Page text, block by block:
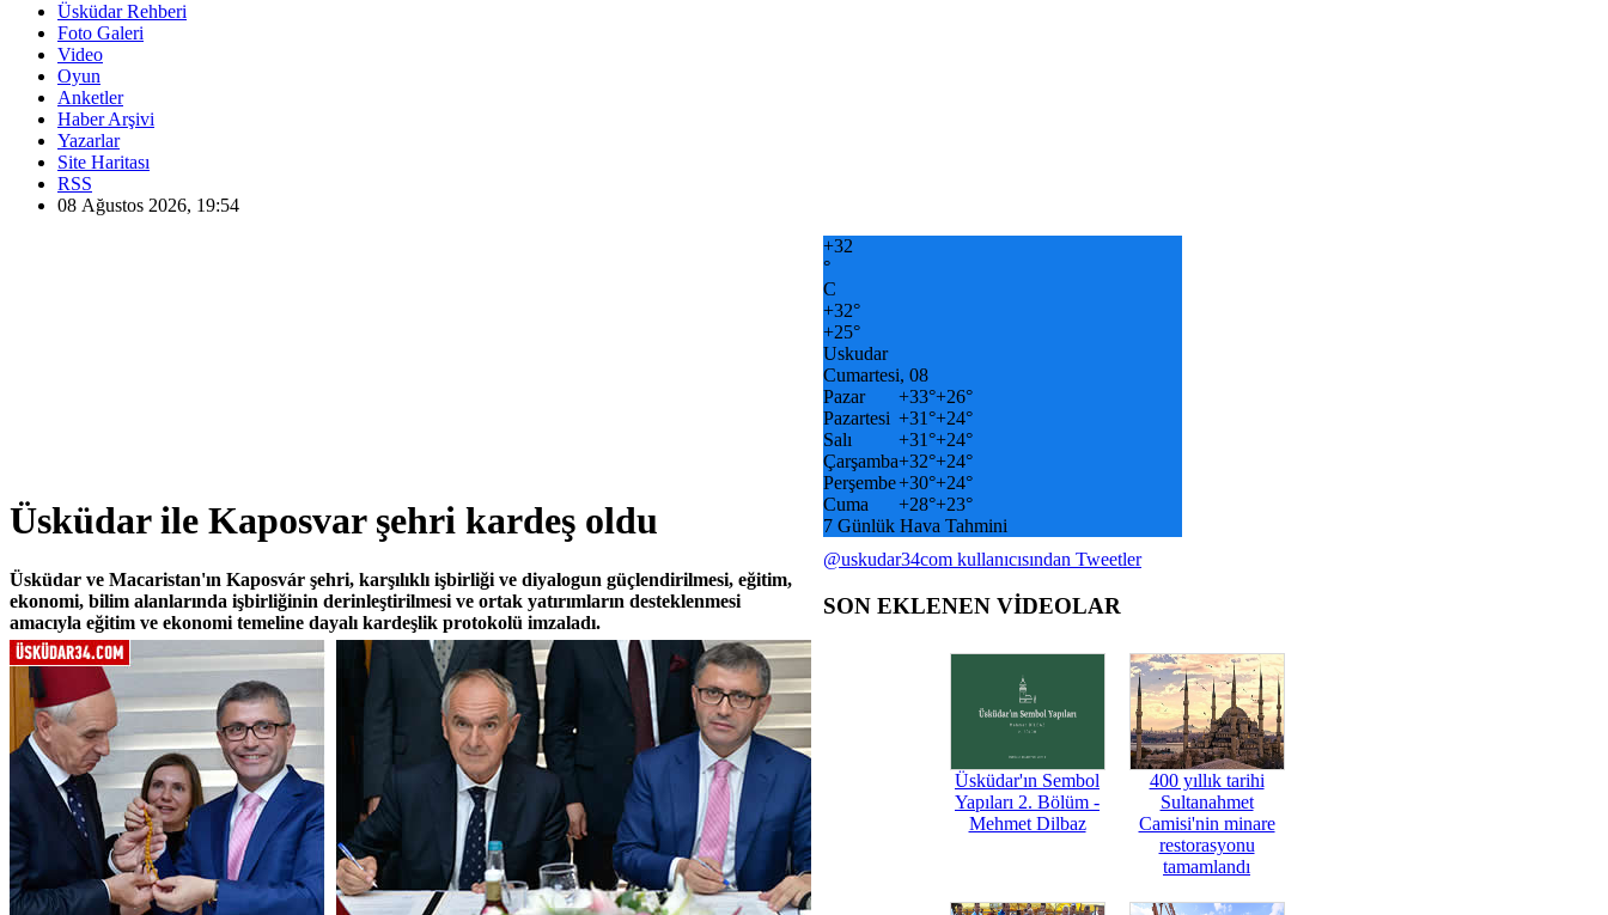
Üsküdar Rehberi
Foto Galeri
Video
Oyun
Anketler
Haber Arşivi
Yazarlar
Site Haritası
RSS
08 Ağustos 2026, 19:54
Üsküdar ile Kaposvar şehri kardeş oldu
Üsküdar ve Macaristan'ın Kaposvár şehri, karşılıklı işbirliği ve diyalogun güçlendirilmesi, eğitim,
ekonomi, bilim alanlarında işbirliğinin derinleştirilmesi ve ortak yatırımların desteklenmesi
amacıyla eğitim ve ekonomi temeline dayalı kardeşlik protokolü imzaladı.
+32
°
C
+32°
+25°
Uskudar
Cumartesi, 08
Pazar
+33°+26°
Pazartesi +31°+24°
Salı
+31°+24°
Çarşamba+32°+24°
Perşembe+30°+24°
Cuma
+28°+23°
7 Günlük Hava Tahmini
@uskudar34com kullanıcısından Tweetler
SON EKLENEN VİDEOLAR
Üsküdar'ın Sembol
Yapıları 2. Bölüm -
Mehmet Dilbaz
400 yıllık tarihi
Sultanahmet
Camisi'nin minare
restorasyonu
tamamlandı